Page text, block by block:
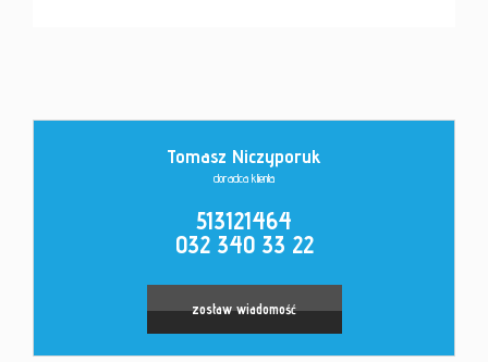
Tomasz Niczyporuk
doradca klienta
513121464
032 340 33 22
zostaw wiadomość